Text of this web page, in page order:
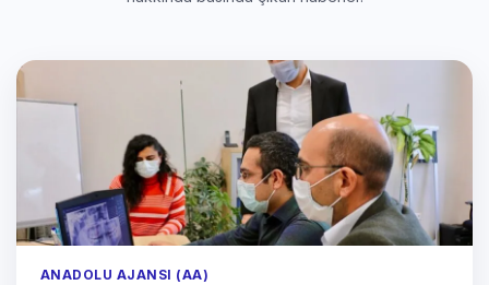
ANADOLU AJANSI (AA)